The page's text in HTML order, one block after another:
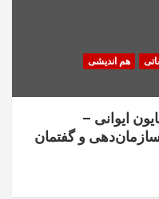
هم اندیشی
ایوانی –
و گفتمان